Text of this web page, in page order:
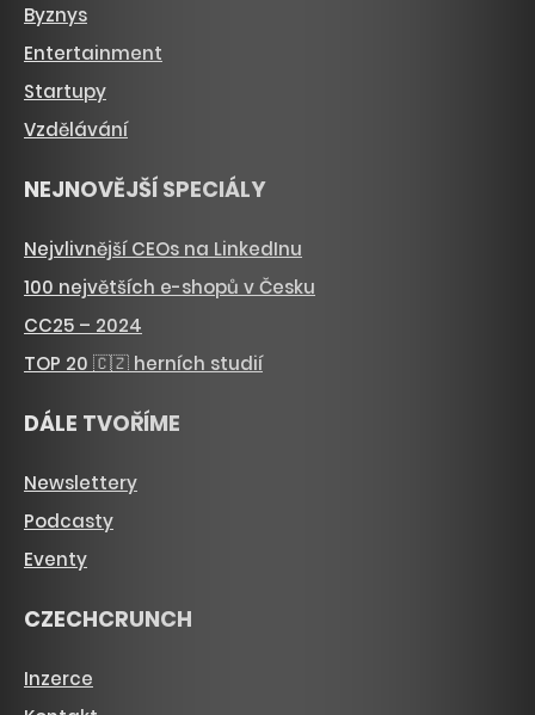
Byznys
Entertainment
Startupy
Vzdělávání
NEJNOVĚJŠÍ SPECIÁLY
Nejvlivnější CEOs na LinkedInu
100 největších e-shopů v Česku
CC25 – 2024
TOP 20 🇨🇿 herních studií
DÁLE TVOŘÍME
Newslettery
Podcasty
Eventy
CZECHCRUNCH
Inzerce